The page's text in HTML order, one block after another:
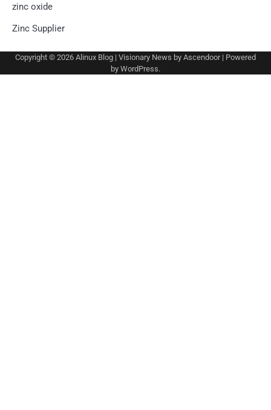
zinc oxide
Zinc Supplier
Copyright © 2026 Alinux Blog | Visionary News by Ascendoor| Powered
by WordPress.